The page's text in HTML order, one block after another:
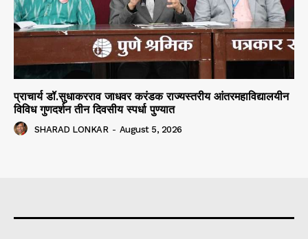
प्राचार्य डॉ.सुधाकरराव जाधवर करंडक राज्यस्तरीय आंतरमहाविद्यालयीन
विविध गुणदर्शन तीन दिवसीय स्पर्धा पुण्यात
SHARAD LONKAR - August 5, 2026